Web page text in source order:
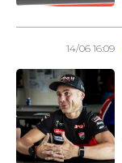
14/06 16:09